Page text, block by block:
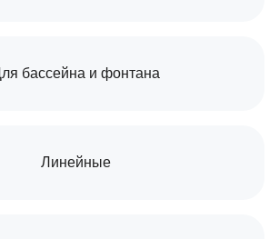
бассейна и фонтана
Линейные